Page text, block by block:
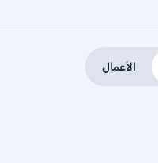
الأعمال